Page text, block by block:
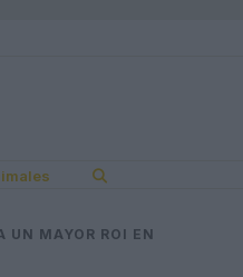
UN MAYOR ROI EN